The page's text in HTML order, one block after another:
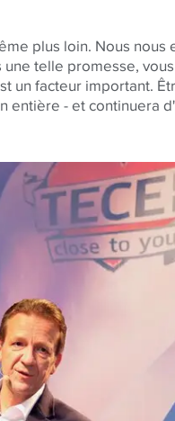
plus loin. Nous
telle promesse,
un facteur important.
entière - et continuera